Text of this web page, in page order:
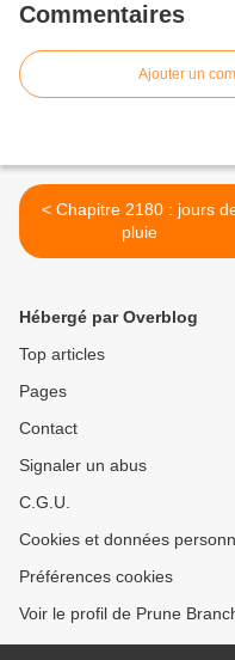
Commentaires
Ajouter un
< Chapitre 2180 : jours de
pluie
Hébergé par Overblog
Top articles
Pages
Contact
Signaler un abus
C.G.U.
Cookies et données
Préférences cookies
Voir le profil de Prune